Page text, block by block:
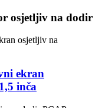
osjetljiv na dodir
ekran
inča